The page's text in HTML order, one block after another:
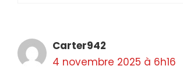
Carter942
4 novembre 2025 à 6h16